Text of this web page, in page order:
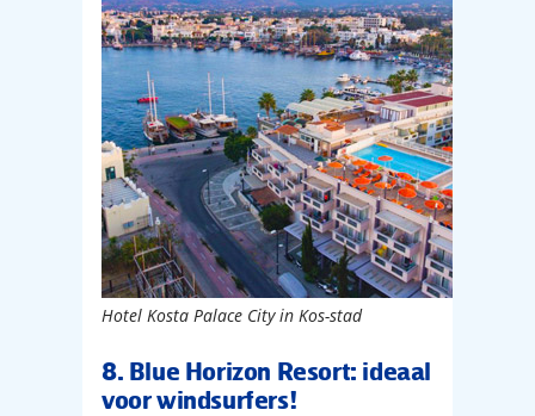
Hotel Kosta Palace City in Kos-stad
8. Blue Horizon Resort: ideaal
voor windsurfers!